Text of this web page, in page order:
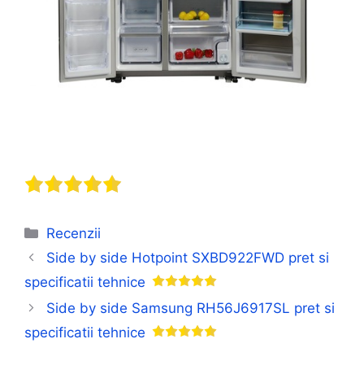
Categorii
Recenzii
Side by side Hotpoint SXBD922FWD pret si
specificatii tehnice
Side by side Samsung RH56J6917SL pret si
specificatii tehnice